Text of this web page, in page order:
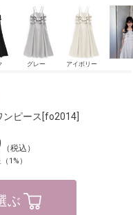
グレー アイボリー
ピース [fo2014]
（税込）
1%）
ぶ